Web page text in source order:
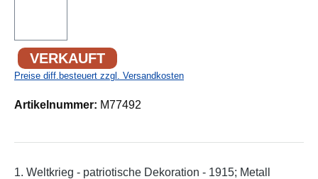
VERKAUFT
Preise diff.besteuert zzgl. Versandkosten
Artikelnummer: M77492
1. Weltkrieg - patriotische Dekoration - 1915; Metall